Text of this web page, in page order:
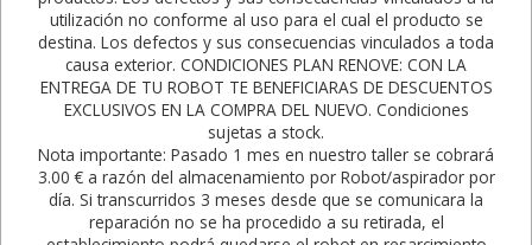
utilización no conforme al uso para el cual el producto se
destina. Los defectos y sus consecuencias vinculados a toda
causa exterior. CONDICIONES PLAN RENOVE: CON LA
ENTREGA DE TU ROBOT TE BENEFICIARAS DE DESCUENTOS
EXCLUSIVOS EN LA COMPRA DEL NUEVO. Condiciones
sujetas a stock.
Nota importante: Pasado 1 mes en nuestro taller se cobrará
3.00 € a razón del almacenamiento por Robot/aspirador por
día. Si transcurridos 3 meses desde que se comunicara la
reparación no se ha procedido a su retirada, el